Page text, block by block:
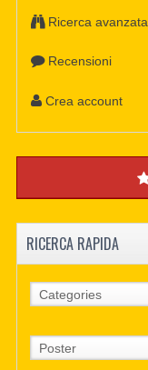
Ricerca avanzata
Recensioni
Crea account
RICERCA RAPIDA